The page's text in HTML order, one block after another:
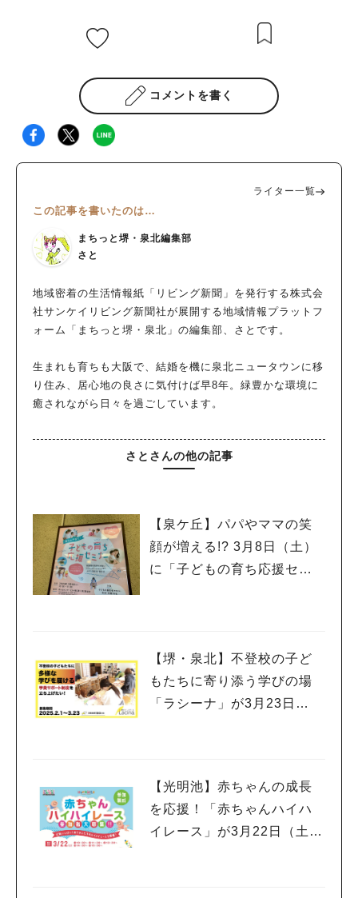
コメントを書く
ライター一覧
この記事を書いたのは…
まちっと堺・泉北編集部
さと
地域密着の生活情報紙「リビング新聞」を発行する株式会
社サンケイリビング新聞社が展開する地域情報プラットフ
ォーム「まちっと堺・泉北」の編集部、さとです。
生まれも育ちも大阪で、結婚を機に泉北ニュータウンに移
り住み、居心地の良さに気付けば早8年。緑豊かな環境に
癒されながら日々を過ごしています。
さとさんの他の記事
【泉ケ丘】パパやママの笑
顔が増える!? 3月8日（土）
に「子どもの育ち応援セミ
【堺・泉北】不登校の子ど
もたちに寄り添う学びの場
「ラシーナ」が3月23日
【光明池】赤ちゃんの成長
を応援！「赤ちゃんハイハ
イレース」が3月22日（土）
#あなたはどっち？